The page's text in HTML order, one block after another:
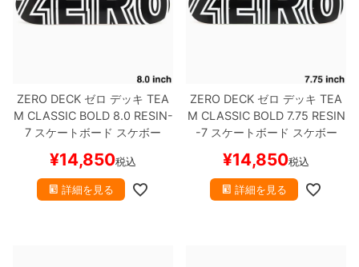
ZERO DECK ゼロ デッキ TEA
M CLASSIC BOLD 8.0 RESIN-
7 スケートボード スケボー
¥14,850税込
詳細を見る
ZERO DECK ゼロ デッキ TEA
M CLASSIC BOLD 7.75 RESIN
-7スケートボード スケボー
¥14,850税込
詳細を見る